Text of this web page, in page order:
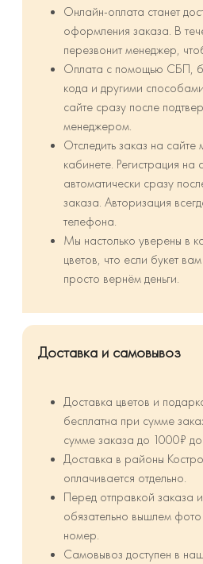
Онлайн-оплата станет
оформления заказа. В
перезвонит менеджер,
Оплата с помощью СБП,
кода и другими
сайте сразу после
менеджером.
Отследить заказ на
кабинете. Регистрация на
автоматически сразу
заказа. Авторизация
телефона.
Мы настолько уверены в
цветов, что если букет
просто вернём деньги.
Доставка и самовывоз
Доставка цветов и
бесплатна при сумме
сумме заказа до 1000₽
⁠Доставка в районы
оплачивается отдельно.
Перед отправкой заказа
обязательно вышлем
номер.
Самовывоз доступен в